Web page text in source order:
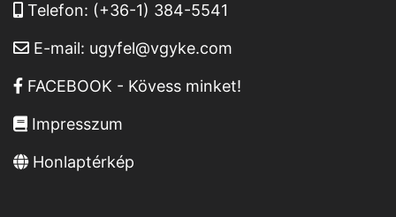
Telefon: (+36-1) 384-5541
E-mail: ugyfel@vgyke.com
FACEBOOK - Kövess minket!
Impresszum
Honlaptérkép